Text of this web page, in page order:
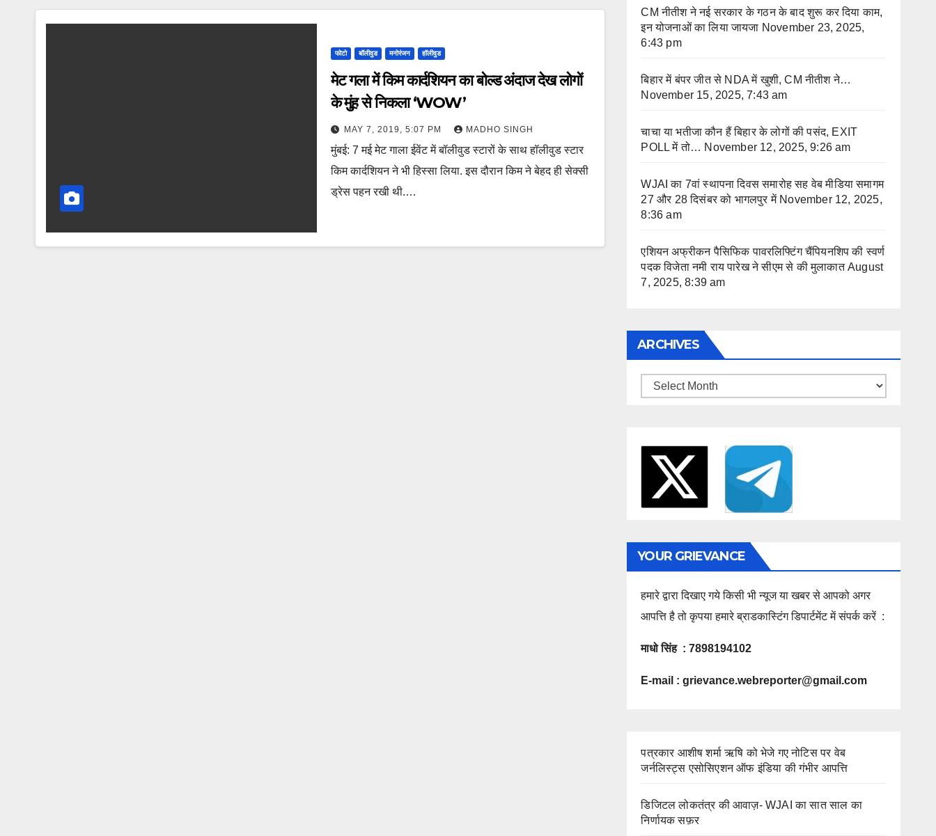
फोटो बॉलीवुड मनोरंजन हॉलीवुड
मेट गला में किम कार्दशियन का बोल्ड अंदाज देख लोगों
के मुुंह से निकला ‘WOW’
MAY 7, 2019, 5:07 PM MADHO SINGH
मुंबई: 7 मई मेट गाला ईवेंट में बॉलीवुड स्टारों के साथ हॉलीवुड स्टार
किम कार्दशियन ने भी हिस्सा लिया. इस दौरान किम ने बेहद ही सेक्सी
ड्रेस पहन रखी थी.…
CM नीतीश ने नई सरकार के गठन के बाद शुरू कर दिया काम,
इन योजनाओं का लिया जायजा November 23, 2025,
6:43 pm
बिहार में बंपर जीत से NDA में खुशी, CM नीतीश ने…
November 15, 2025, 7:43 am
चाचा या भतीजा कौन हैं बिहार के लोगों की पसंद, EXIT
POLL में तो… November 12, 2025, 9:26 am
WJAI का 7वां स्थापना दिवस समारोह सह वेब मीडिया समागम
27 और 28 दिसंबर को भागलपुर में November 12, 2025,
8:36 am
एशियन अफ्रीकन पैसिफिक पावरलिफ्टिंग चैंपियनशिप की स्वर्ण
पदक विजेता नमी राय पारेख ने सीएम से की मुलाकात August
7, 2025, 8:39 am
ARCHIVES
Archives
YOUR GRIEVANCE
हमारे द्वारा दिखाए गये किसी भी न्यूज या खबर से आपको अगर
आपत्ति है तो कृपया हमारे ब्राडकास्टिंग डिपार्टमेंट में संपर्क करें :
माधो सिंह : 7898194102
E-mail :grievance.webreporter@gmail.com
पत्रकार आशीष शर्मा ऋषि को भेजे गए नोटिस पर वेब
जर्नलिस्ट्स एसोसिएशन ऑफ इंडिया की गंभीर आपत्ति
डिजिटल लोकतंत्र की आवाज़- WJAI का सात साल का
निर्णायक सफ़र